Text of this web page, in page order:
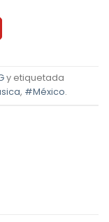
y etiquetada
, #México.